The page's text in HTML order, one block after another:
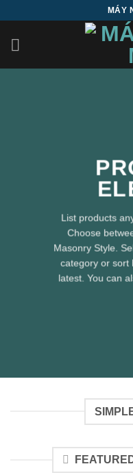
nội
MÁY
List products
Choose
Masonry Style.
category or sort
latest. You can